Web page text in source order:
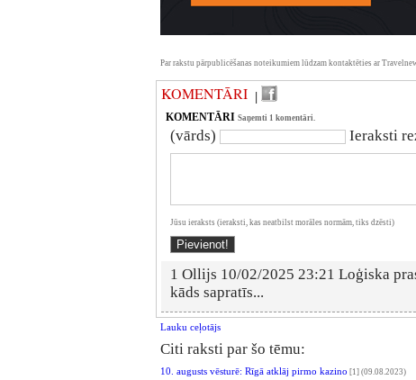
Par rakstu pārpublicēšanas noteikumiem lūdzam kontaktēties ar
KOMENTĀRI |
KOMENTĀRI Saņemti 1 komentāri.
(vārds) Ieraksti
Jūsu ieraksts (ieraksti, kas neatbilst morāles normām, tiks dzēsti)
1 Ollijs 10/02/2025 23:21 Loģiska
kāds sapratīs...
Lauku ceļotājs
Citi raksti par šo tēmu:
10. augusts vēsturē: Rīgā atklāj pirmo kazino [1] (09.08.2023)